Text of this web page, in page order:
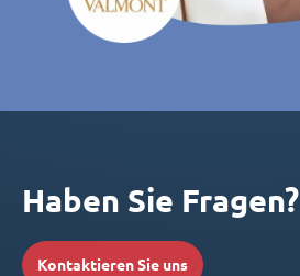
Haben Sie Fragen?
Kontaktieren Sie uns